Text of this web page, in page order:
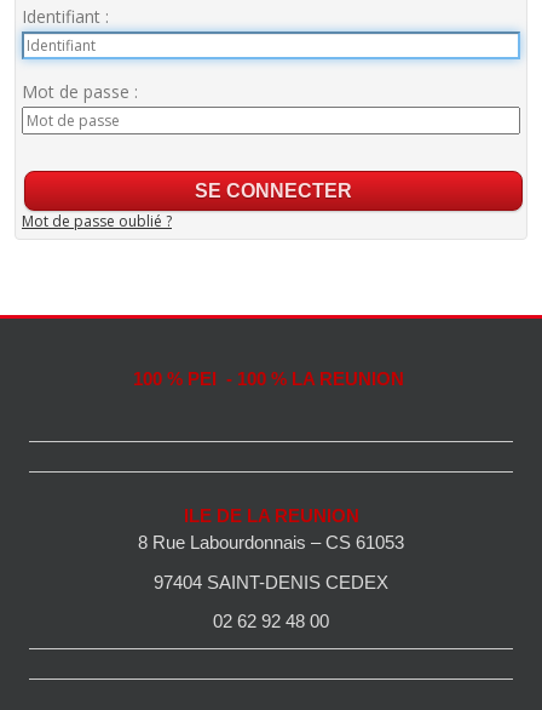
Identifiant :
Mot de passe :
Mot de passe oublié ?
100 % PEI - 100 % LA REUNION
ILE DE LA REUNION
8 Rue Labourdonnais – CS 61053
97404 SAINT-DENIS CEDEX
02 62 92 48 00